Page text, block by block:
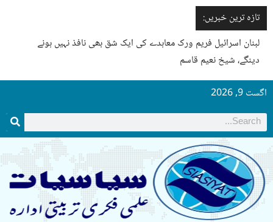
تازہ ترین خبریں:
لبنان اسرائیل فریم ورک معاہدے کی ایک شق بھی نافذ نہیں ہونے
دینگے، شیخ نعیم قاسم
اگست 9, 2026